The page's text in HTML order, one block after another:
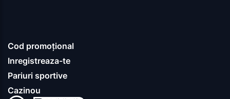
Cod promoțional
Inregistreaza-te
Pariuri sportive
Cazinou